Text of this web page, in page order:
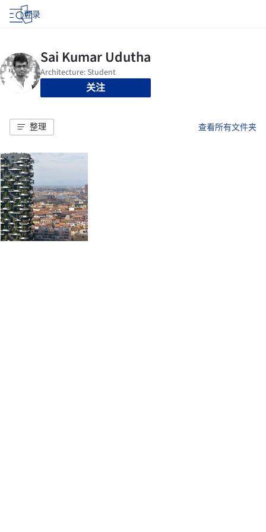
登录
关注
整理 查看所有文件夹